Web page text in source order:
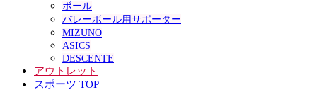
ボール
バレーボール用サポーター
MIZUNO
ASICS
DESCENTE
アウトレット
スポーツ TOP